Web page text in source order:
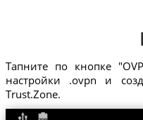
Тапните по кнопке
настройки .ovpn и
Trust.Zone.